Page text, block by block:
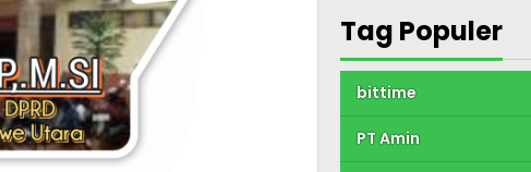
Tag Populer
bittime
PT Amin